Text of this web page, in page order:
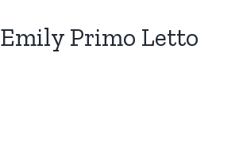
Emily Primo Letto